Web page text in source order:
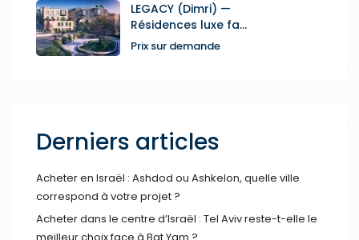
LEGACY (Dimri) —
Résidences luxe fa...
Prix sur demande
Derniers articles
Acheter en Israël : Ashdod ou Ashkelon, quelle ville
correspond à votre projet ?
Acheter dans le centre d’Israël : Tel Aviv reste-t-elle le